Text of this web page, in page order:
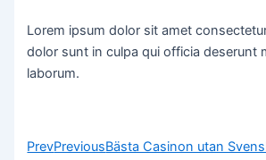
Lorem ipsum dolor sit amet
dolor sunt in culpa qui officia deserunt
laborum.
PrevPreviousBästa Casinon utan